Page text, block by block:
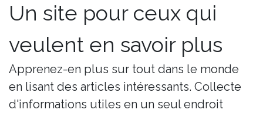
Un site pour ceux qui
veulent en savoir plus
Apprenez-en plus sur tout dans le monde
en lisant des articles intéressants. Collecte
d'informations utiles en un seul endroit